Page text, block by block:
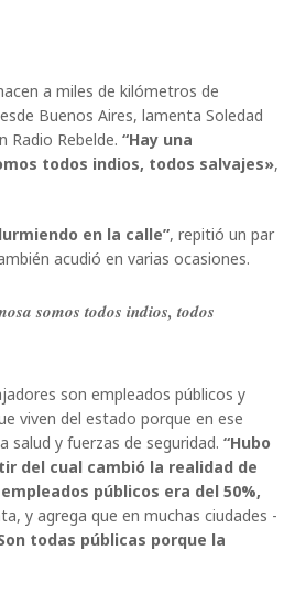
a miles de kilómetros de
Buenos Aires, lamenta Soledad
Radio Rebelde. “Hay una
todos indios, todos salvajes»,
en la calle”, repitió un par
acudió en varias ocasiones.
somos todos indios, todos
son empleados públicos y
viven del estado porque en ese
salud y fuerzas de seguridad.“Hubo
del cual cambió la realidad de
públicos era del 50%,
y agrega que en muchas ciudades -
todas públicas porque la